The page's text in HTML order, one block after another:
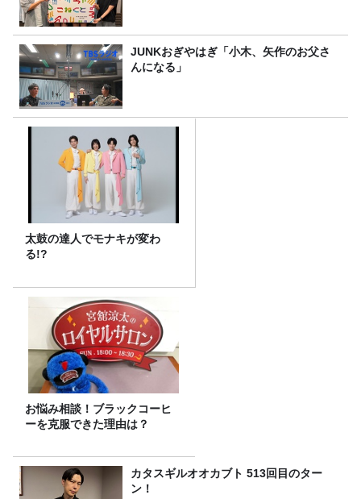
JUNKおぎやはぎ「小木、矢作のお父さ
んになる」
太鼓の達人でモナキが変わ
る!?
お悩み相談！ブラックコーヒ
ーを克服できた理由は？
カタスギルオオカブト 513回目のター
ン！